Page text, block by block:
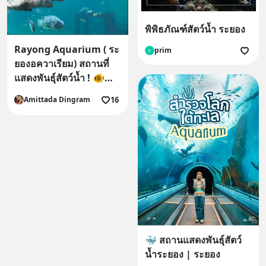
Rayong Aquarium ( ระ
ยองอควาเรียม) สถานที่
แสดงพันธุ์สัตว์น้ำ ! 🐠🐋
🐢
Amittada Dingram 16
พิพิธภัณฑ์สัตว์น้ำ ระยอง
p prim
🐳 สถานแสดงพันธุ์สัตว์
น้ำระยอง | ระยอง